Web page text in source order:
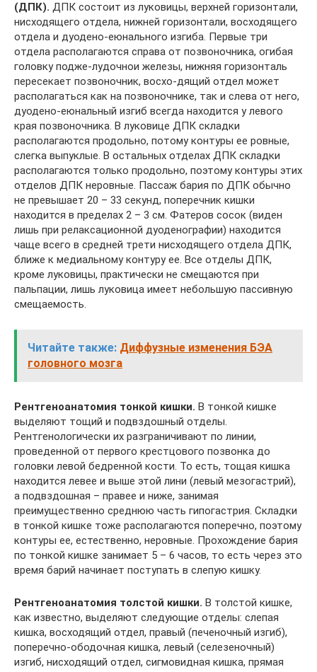
(ДПК). ДПК состоит из луковицы, верхней горизонтали,
нисходящего отдела, нижней горизонтали, восходящего
отдела и дуодено-еюнального изгиба. Первые три
отдела располагаются справа от позвоночника, огибая
головку подже-лудочнои железы, нижняя горизонталь
пересекает позвоночник, восхо-дящий отдел может
располагаться как на позвоночнике, так и слева от него,
дуодено-еюнальный изгиб всегда находится у левого
края позвоночника. В луковице ДПК складки
располагаются продольно, потому контуры ее ровные,
слегка выпуклые. В остальных отделах ДПК складки
располагаются только продольно, поэтому контуры этих
отделов ДПК неровные. Пассаж бария по ДПК обычно
не превышает 20 – 33 секунд, поперечник кишки
находится в пределах 2 – 3 см. Фатеров сосок (виден
лишь при релаксационной дуоденографии) находится
чаще всего в средней трети нисходящего отдела ДПК,
ближе к медиальному контуру ее. Все отделы ДПК,
кроме луковицы, практически не смещаются при
пальпации, лишь луковица имеет небольшую пассивную
смещаемость.
Читайте также: Диффузные изменения БЭА
головного мозга
Рентгеноанатомия тонкой кишки. В тонкой кишке
выделяют тощий и подвздошный отделы.
Рентгенологически их разграничивают по линии,
проведенной от первого крестцового позвонка до
головки левой бедренной кости. То есть, тощая кишка
находится левее и выше этой лини (левый мезогастрий),
а подвздошная – правее и ниже, занимая
преимущественно среднюю часть гипогастрия. Складки
в тонкой кишке тоже располагаются поперечно, поэтому
контуры ее, естественно, неровные. Прохождение бария
по тонкой кишке занимает 5 – 6 часов, то есть через это
время барий начинает поступать в слепую кишку.
Рентгеноанатомия толстой кишки. В толстой кишке,
как известно, выделяют следующие отделы: слепая
кишка, восходящий отдел, правый (печеночный изгиб),
поперечно-ободочная кишка, левый (селезеночный)
изгиб, нисходящий отдел, сигмовидная кишка, прямая